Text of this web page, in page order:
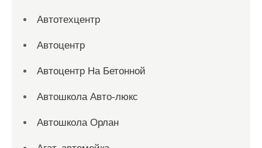
Автотехцентр
Автоцентр
Автоцентр На Бетонной
Автошкола Авто-люкс
Автошкола Орлан